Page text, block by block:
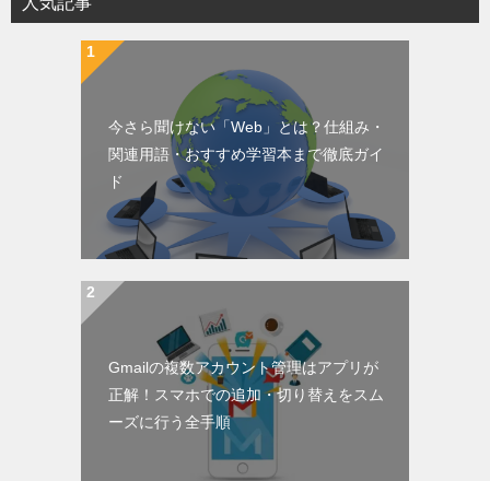
今さら聞けない「Web」とは？仕組み・
関連用語・おすすめ学習本まで徹底ガイ
ド
Gmailの複数アカウント管理はアプリが
正解！スマホでの追加・切り替えをスム
ーズに行う全手順